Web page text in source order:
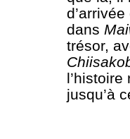
dans
trésor,
jusqu’à